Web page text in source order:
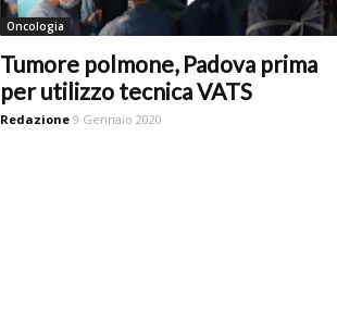
Oncologia
Tumore polmone, Padova prima
per utilizzo tecnica VATS
Redazione 9 Gennaio 2020